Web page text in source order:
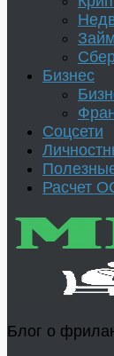
Бизнес
Соцсети
Расчет
Блог о